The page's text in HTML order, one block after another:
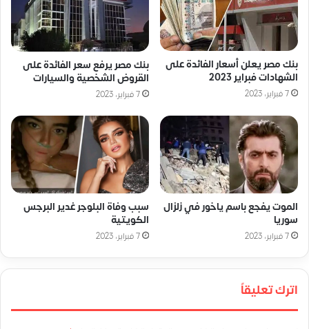
بنك مصر يعلن أسعار الفائدة على
الشهادات فبراير 2023
7 فبراير، 2023
بنك مصر يرفع سعر الفائدة على
القروض الشخصية والسيارات
7 فبراير، 2023
الموت يفجع باسم ياخور في زلزال
سوريا
7 فبراير، 2023
سبب وفاة البلوجر غدير البرجس
الكويتية
7 فبراير، 2023
اترك تعليقاً